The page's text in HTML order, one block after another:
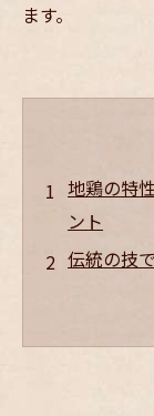
ます。
地鶏の特
ント
伝統の技
現代的ア